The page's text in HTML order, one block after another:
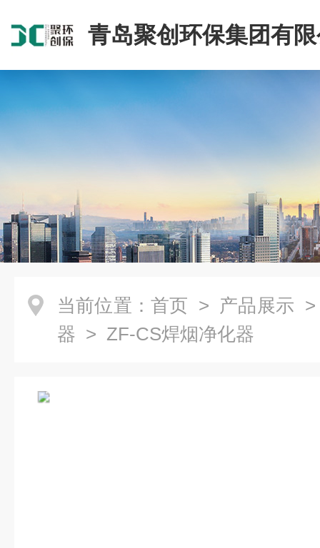
青岛聚创环保集团有
当前位置： 首页 > 产品展示
器 > ZF-CS焊烟净化器